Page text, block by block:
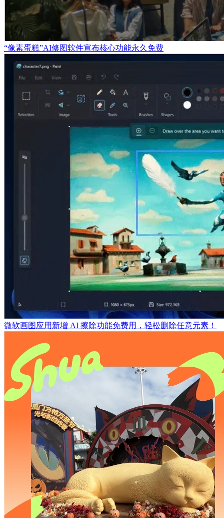
“像素蛋糕”AI修图软件宣布核心功能永久免费
微软画图应用新增 AI 擦除功能免费用，轻松删除任意元素！